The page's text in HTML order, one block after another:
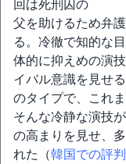
回は死刑囚の
父を助けるため弁
る。冷徹で知的な
体的に抑えめの演
イバル意識を見せ
のタイプで、これ
そんな冷静な演技
の高まりを見せ、
れた（韓国での評判